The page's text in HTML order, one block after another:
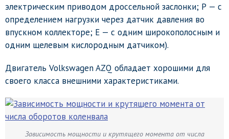
электрическим приводом дроссельной заслонки; Р — с
определением нагрузки через датчик давления во
впускном коллекторе; Е — с одним широкополосным и
одним щелевым кислородным датчиком).
Двигатель Volkswagen AZQ обладает хорошими для
своего класса внешними характеристиками.
Зависимость мощности и крутящего момента от числа